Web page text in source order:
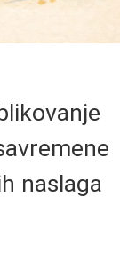
naslaga